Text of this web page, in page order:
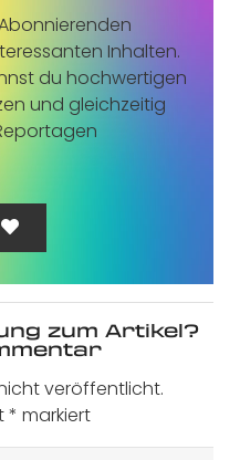
Inhalten.
du hochwertigen
und gleichzeitig
zum Artikel?
veröffentlicht.
* markiert